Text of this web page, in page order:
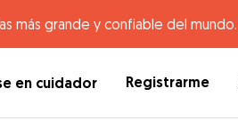
más grande y confiable del mundo.
en cuidador Registrarme